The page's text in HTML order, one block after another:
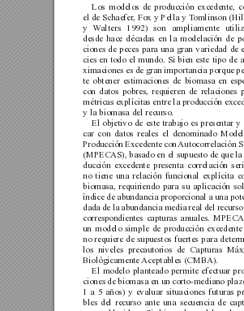
Los modelos de producción excedente,
el de Schaefer, Fox y Pella y Tomlinson
y Walters 1992) son ampliamente
desde hace décadas en la modelación de
ciones de peces para una gran variedad de
cies en todo el mundo. Si bien este tipo de
ximaciones es de gran importancia porque
te obtener estimaciones de biomasa en
con datos pobres, requieren de relaciones
métricas explícitas entre la producción
y la biomasa del recurso.
El objetivo de este trabajo es presentar y
car con datos reales el denominado
Producción Excedente con Autocorrelación
(MPECAS), basado en el supuesto de que
ducción excedente presenta correlación
no tiene una relación funcional explícita
biomasa, requiriendo para su aplicación
índice de abundancia proporcional a una
dada de la abundancia media real del
correspondientes capturas anuales.
un modelo simple de producción excedente
no requiere de supuestos fuertes para
los niveles precautorios de Capturas
Biológicamente Aceptables (CMBA).
El modelo planteado permite efectuar
ciones de biomasa en un corto-mediano
1 a 5 años) y evaluar situaciones futuras
bles del recurso ante una secuencia de